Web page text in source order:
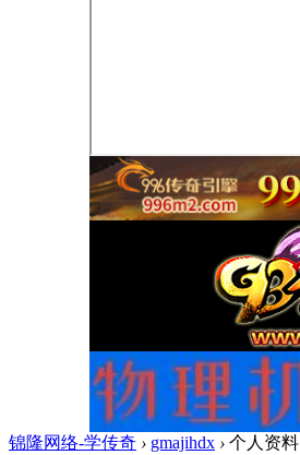
锦隆网络-学传奇 › gmajihdx › 个人资料